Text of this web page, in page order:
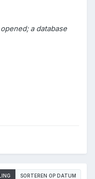
a database
SORTEREN OP DATUM